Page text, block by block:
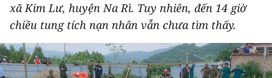
THẾ GIỚI
THỂ THAO
GIÁO DỤC
xã Kim Lư, huyện Na Rì. Tuy nhiên, đến 14 giờ
chiều tung tích nạn nhân vẫn chưa tìm thấy.